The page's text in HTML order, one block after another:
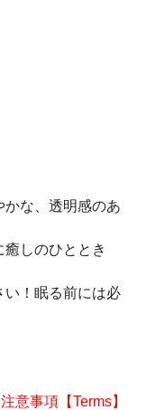
かな、透明感のあ
しのひととき
！眠る前には必
注意事項【Terms】